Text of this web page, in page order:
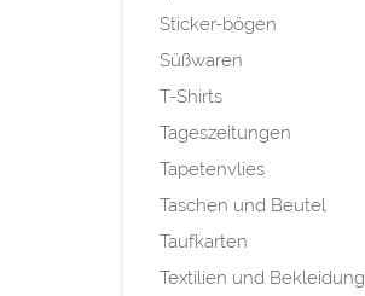
Sticker-bögen
Süßwaren
T-Shirts
Tageszeitungen
Tapetenvlies
Taschen und Beutel
Taufkarten
Textilien und Bekleidung